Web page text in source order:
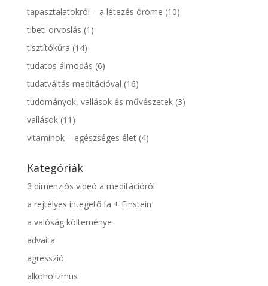
tapasztalatokról – a létezés öröme (10)
tibeti orvoslás (1)
tisztítókúra (14)
tudatos álmodás (6)
tudatváltás meditációval (16)
tudományok, vallások és művészetek(3)
vallások(11)
vitaminok – egészséges élet(4)
Kategóriák
3 dimenziós videó a meditációról
a rejtélyes integető fa + Einstein
a valóság költeménye
advaita
agresszió
alkoholizmus